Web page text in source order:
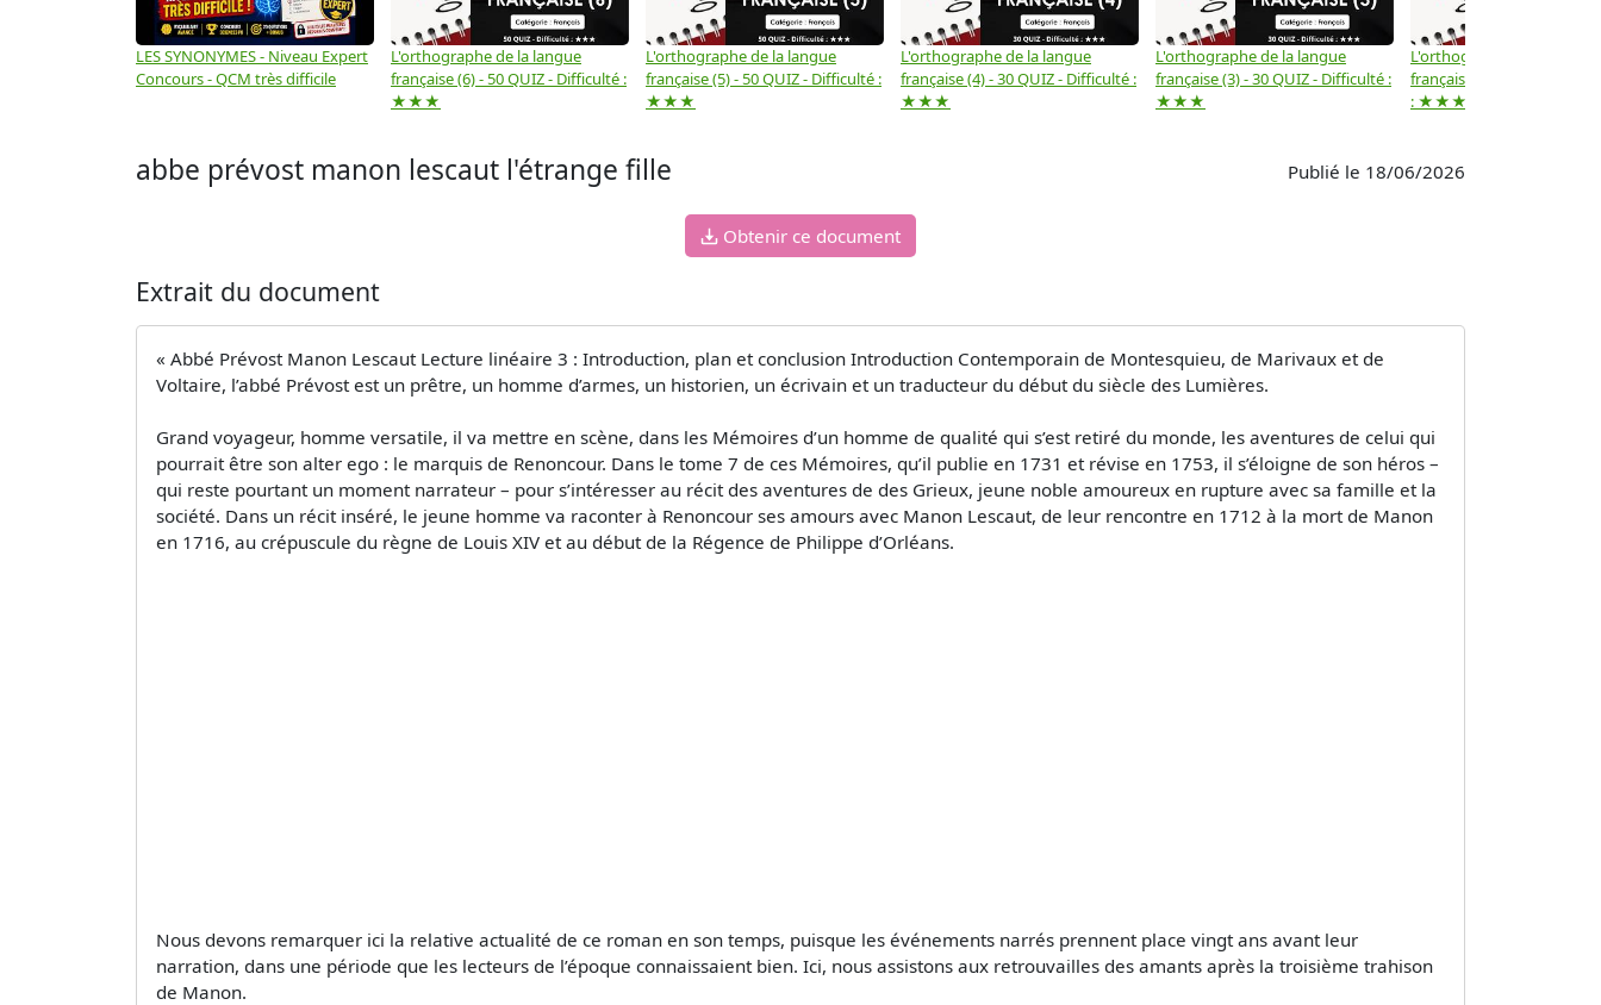
LES SYNONYMES - Niveau Expert
Concours - QCM très difficile
L'orthographe de la langue
française (6) - 50 QUIZ - Difficulté :
★★★
L'orthographe de la langue
française (5) - 50 QUIZ - Difficulté :
★★★
L'orthographe de la langue
française (4) - 30 QUIZ - Difficulté :
★★★
L'orthographe de la langue
française (3) - 30 QUIZ - Difficulté :
★★★
L'orthographe de la langue
française (2) -( 20 QUIZ -
: ★★★
abbe prévost manon lescaut l'étrange fille Publié le 18/06/2026
Obtenir ce document
Extrait du document
« Abbé Prévost Manon Lescaut Lecture linéaire 3 : Introduction, plan et conclusion Introduction Contemporain de Montesquieu, de Marivaux et de
Voltaire, l’abbé Prévost est un prêtre, un homme d’armes, un historien, un écrivain et un traducteur du début du siècle des Lumières.
Grand voyageur, homme versatile, il va mettre en scène, dans les Mémoires d’un homme de qualité qui s’est retiré du monde, les aventures de celui qui
pourrait être son alter ego : le marquis de Renoncour. Dans le tome 7 de ces Mémoires, qu’il publie en 1731 et révise en 1753, il s’éloigne de son héros –
qui reste pourtant un moment narrateur – pour s’intéresser au récit des aventures de des Grieux, jeune noble amoureux en rupture avec sa famille et la
société. Dans un récit inséré, le jeune homme va raconter à Renoncour ses amours avec Manon Lescaut, de leur rencontre en 1712 à la mort de Manon
en 1716, au crépuscule du règne de Louis XIV et au début de la Régence de Philippe d’Orléans.
Nous devons remarquer ici la relative actualité de ce roman en son temps, puisque les événements narrés prennent place vingt ans avant leur
narration, dans une période que les lecteurs de l’époque connaissaient bien. Ici, nous assistons aux retrouvailles des amants après la troisième trahison
de Manon.